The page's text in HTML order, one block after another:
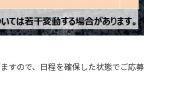
すので、日程を確保した状態でご応募